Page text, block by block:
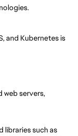
and Kubernetes is
web servers,
libraries such as